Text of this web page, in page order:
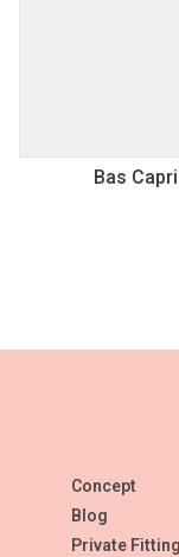
Bas
Concept
Blog
Private Fitting